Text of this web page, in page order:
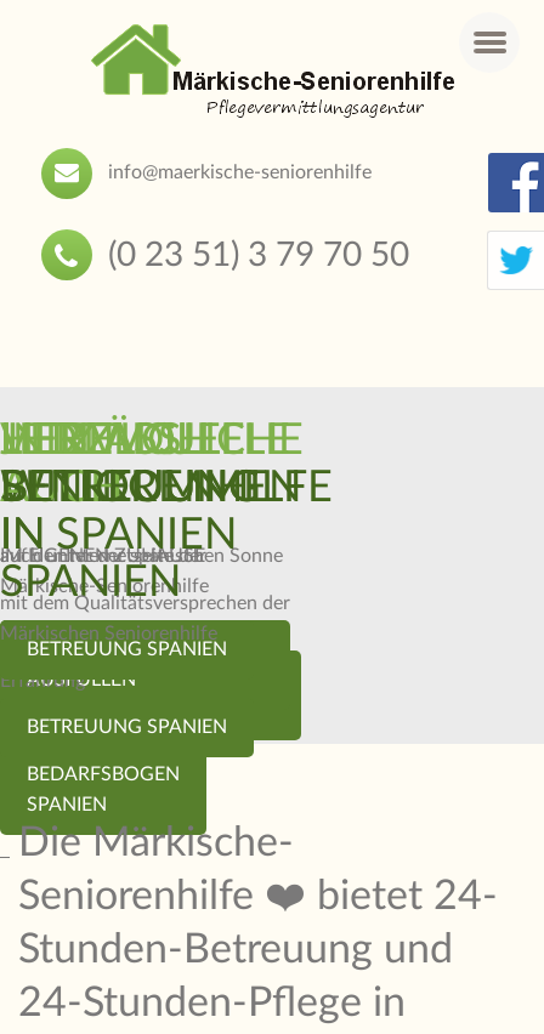
info@maerkische-seniorenhilfe
(0 23 51) 3 79 70 50
HERZLICH
WILLKOMMEN
auf der Internetseite der
Märkische-Seniorenhilfe
BEDARFSBOGEN
INDIVIDUELLE
BETREUUNG
IM EIGENEN ZUHAUSE
BEDARFSBOGEN
AUSFÜLLEN
JETZT
AUCH
IN
SPANIEN
Betreuung mit Herz und
Erfahrung
BEDARFSBOGEN
SPANIEN
LIEBEVOLLE
SENIORENHILFE
auch unter der spanischen Sonne
BETREUUNG SPANIEN
VERLÄSSLICHE
BETREUUNG
IN SPANIEN
mit dem Qualitätsversprechen der
Märkischen Seniorenhilfe
BETREUUNG SPANIEN
Die Märkische-
Seniorenhilfe ❤️ bietet 24-
Stunden-Betreuung und
24-Stunden-Pflege in